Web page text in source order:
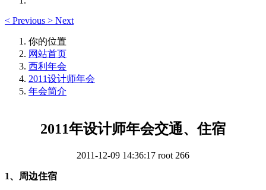
< Previous > Next
你的位置
网站首页
西利年会
2011设计师年会
年会简介
2011年设计师年会交通、住宿
2011-12-09 14:36:17 root 266
1、周边住宿